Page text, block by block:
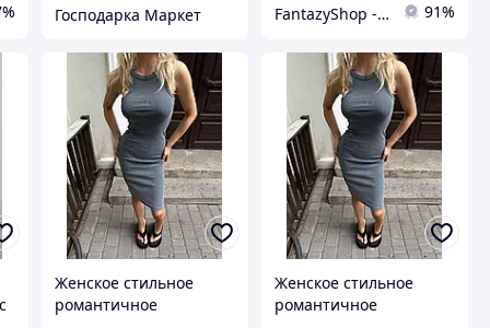
Господарка Маркет FantazyShop - Интернет магазин товаров для всех и каждого 91%
Женское стильное
романтичное
Женское стильное
романтичное